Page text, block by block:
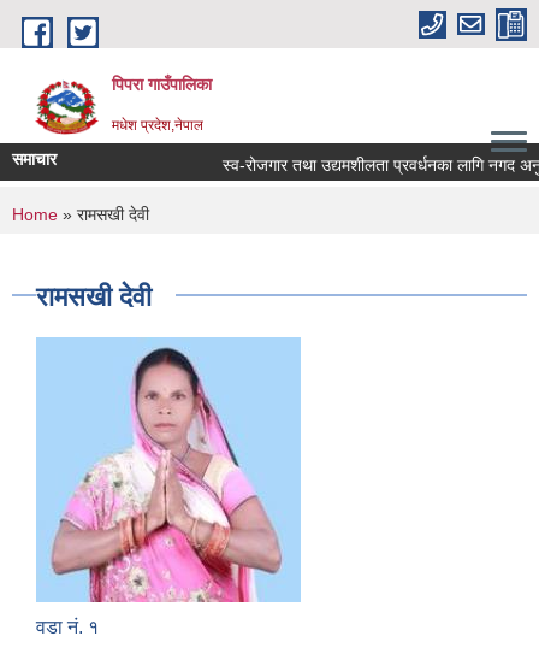
Skip to main content
पिपरा गाउँपालिका
मधेश प्रदेश,नेपाल
समाचार स्व-रोजगार तथा उद्यमशीलता प्रवर्धनका लागि नगद
You are here
Home » रामसखी देवी
रामसखी देवी
वडा नं. १